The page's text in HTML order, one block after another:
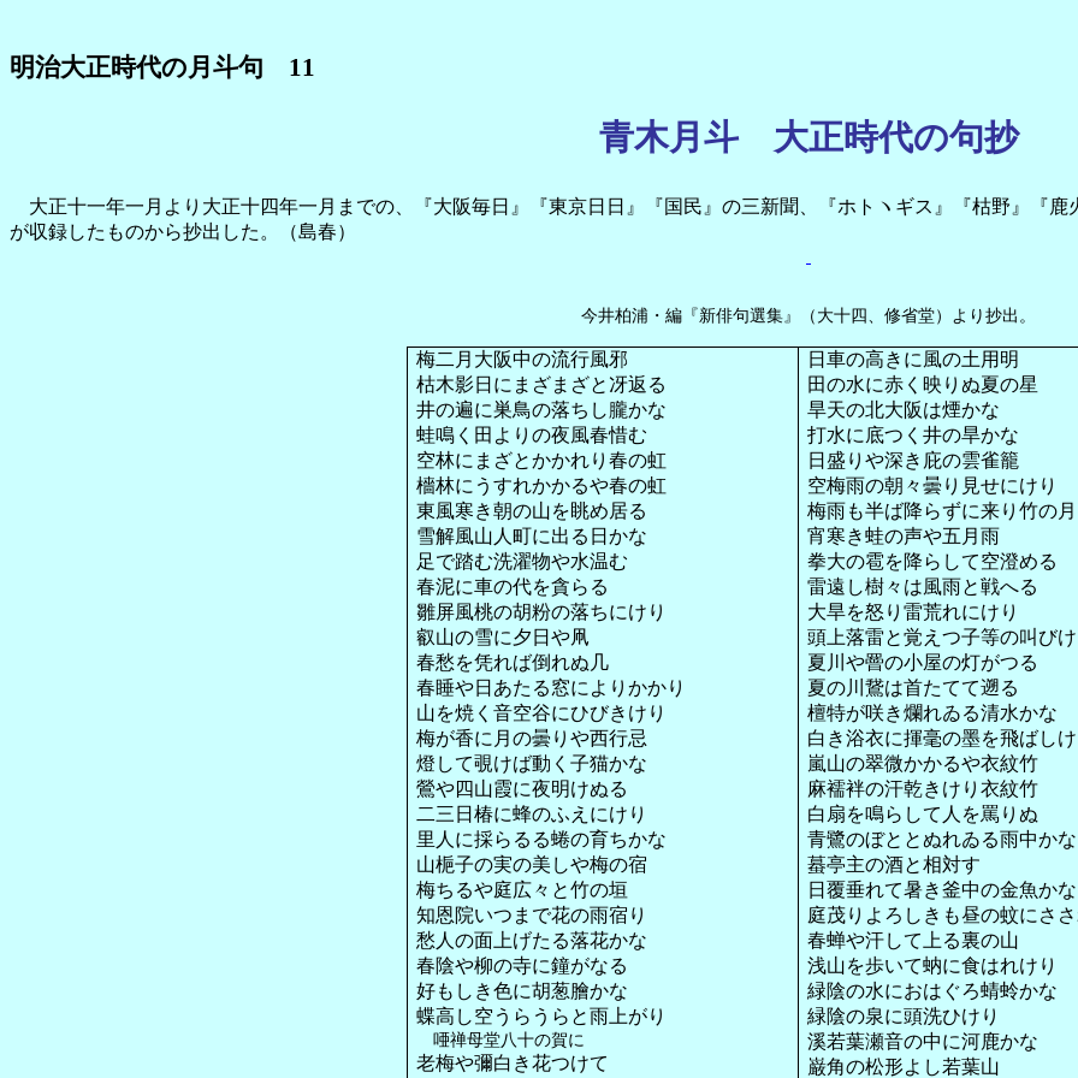
明治大正時代の月斗句 11
青木月斗 大正時代の句抄
大正十一年一月より大正十四年一月までの、『大阪毎日』『東京日日』『国民』の三新聞、『ホトヽギス』『枯野』『
が収録したものから抄出した。（島春）
今井柏浦・編『新俳句選集』（大十四、修省堂）より抄出。
梅二月大阪中の流行風邪
枯木影日にまざまざと冴返る
井の遍に巣鳥の落ちし朧かな
蛙鳴く田よりの夜風春惜む
空林にまざとかかれり春の虹
檣林にうすれかかるや春の虹
東風寒き朝の山を眺め居る
雪解風山人町に出る日かな
足で踏む洗濯物や水温む
春泥に車の代を貪らる
雛屏風桃の胡粉の落ちにけり
叡山の雪に夕日や凧
春愁を凭れば倒れぬ几
春睡や日あたる窓によりかかり
山を焼く音空谷にひびきけり
梅が香に月の曇りや西行忌
燈して覗けば動く子猫かな
鶯や四山霞に夜明けぬる
二三日椿に蜂のふえにけり
里人に採らるる蜷の育ちかな
山梔子の実の美しや梅の宿
梅ちるや庭広々と竹の垣
知恩院いつまで花の雨宿り
愁人の面上げたる落花かな
春陰や柳の寺に鐘がなる
好もしき色に胡葱膾かな
蝶高し空うらうらと雨上がり
唖禅母堂八十の賀に
老梅や彌白き花つけて
日車の高きに風の土用明
田の水に赤く映りぬ夏の星
旱天の北大阪は煙かな
打水に底つく井の旱かな
日盛りや深き庇の雲雀籠
空梅雨の朝々曇り見せにけり
梅雨も半ば降らずに来り竹の月
宵寒き蛙の声や五月雨
拳大の雹を降らして空澄める
雷遠し樹々は風雨と戦へる
大旱を怒り雷荒れにけり
頭上落雷と覚えつ子等の叫びけ
夏川や罾の小屋の灯がつる
夏の川鵞は首たてて遡る
檀特が咲き爛れゐる清水かな
白き浴衣に揮毫の墨を飛ばしけ
嵐山の翠微かかるや衣紋竹
麻襦袢の汗乾きけり衣紋竹
白扇を鳴らして人を罵りぬ
青鷺のぼととぬれゐる雨中かな
蟇亭主の酒と相対す
日覆垂れて暑き釜中の金魚かな
庭茂りよろしきも昼の蚊にさ
春蝉や汗して上る裏の山
浅山を歩いて蚋に食はれけり
緑陰の水におはぐろ蜻蛉かな
緑陰の泉に頭洗ひけり
溪若葉瀬音の中に河鹿かな
巌角の松形よし若葉山